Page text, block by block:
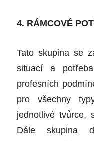
4. RÁMCOVÉ
Tato skupina se
situací a
profesních
pro všechny
jednotlivé tvůrce,
Dále skupina